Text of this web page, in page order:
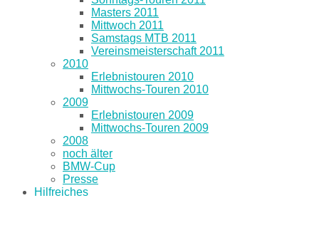
Masters 2011
Mittwoch 2011
Samstags MTB 2011
Vereinsmeisterschaft 2011
2010
Erlebnistouren 2010
Mittwochs-Touren 2010
2009
Erlebnistouren 2009
Mittwochs-Touren 2009
2008
noch älter
BMW-Cup
Presse
Hilfreiches